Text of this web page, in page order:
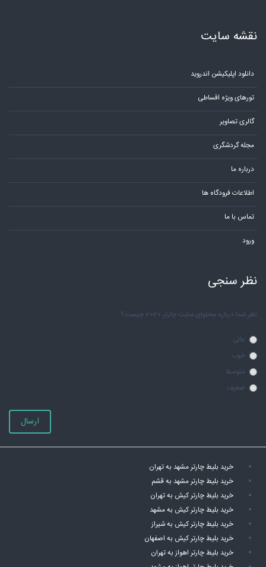
نقشه سایت
دانلود اپلیکیشن اندروید
تورهای ویژه اقساطی
گالری تصاویر
مجله گردشگری
درباره ما
اطلاعات فرودگاه ها
تماس با ما
ورود
نظر سنجی
نظر شما درباره محتوای سایت چارتر 2020 چیست؟
عالی
خوب
متوسط
ضعیف
ارسال
خرید بلیط چارتر مشهد به تهران
خرید بلیط چارتر مشهد به قشم
خرید بلیط چارتر کیش به تهران
خرید بلیط چارتر کیش به مشهد
خرید بلیط چارتر کیش به شیراز
خرید بلیط چارتر کیش به اصفهان
خرید بلیط چارتر اهواز به تهران